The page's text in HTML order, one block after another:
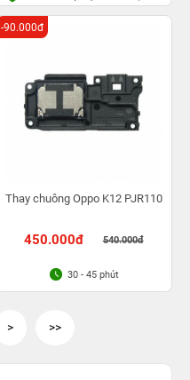
rơi vỡ kính
Thay chuông Oppo K12 PJR110
450.000đ 540.000đ
-90.000đ
30 - 45 phút
> >>